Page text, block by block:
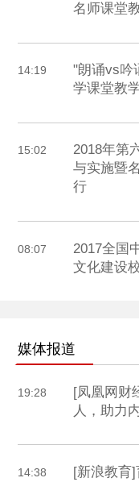
名师课堂
14:19
"朗诵vs吟
学课堂教
15:02
2018年第
与实施暨
行
08:07
2017全国
文化建设
媒体报道
19:28
[凤凰网财
人，助力
14:38
[新浪教育